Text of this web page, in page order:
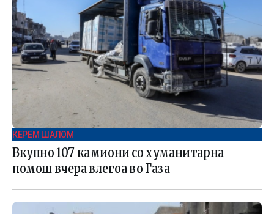
КЕРЕМ ШАЛОМ
Вкупно 107 камиони со хуманитарна
помош вчера влегоа во Газа